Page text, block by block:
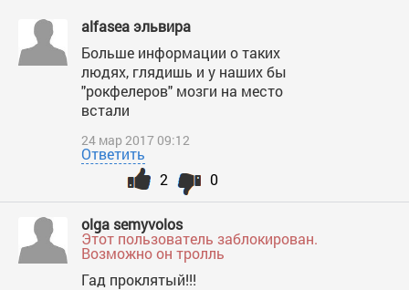
alfasea эльвира
Больше информации о таких
людях, глядишь и у наших бы
"рокфелеров" мозги на место
встали
24 мар 2017 09:12
Ответить
0
2
olga semyvolos
Этот пользователь заблокирован.
Возможно он тролль
Гад проклятый!!!